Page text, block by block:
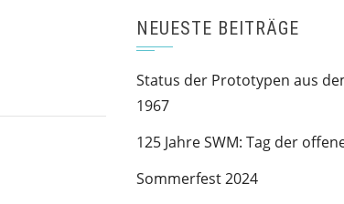
NEUESTE BEITRÄGE
Status der Prototypen aus
1967
125 Jahre SWM: Tag der
Sommerfest 2024